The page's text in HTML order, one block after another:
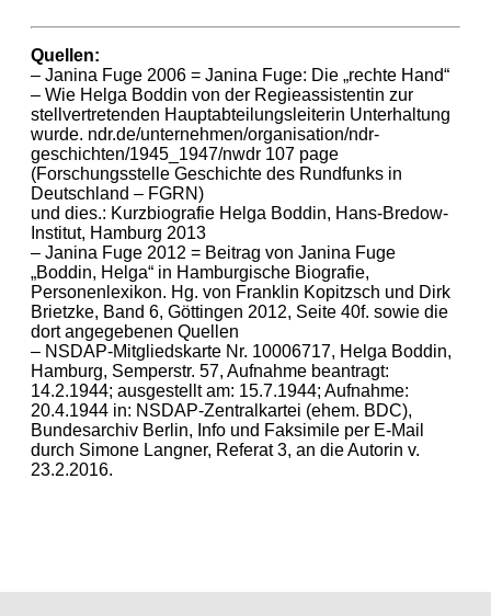
Quellen:
– Janina Fuge 2006 = Janina Fuge: Die „rechte Hand“
– Wie Helga Boddin von der Regieassistentin zur
stellvertretenden Hauptabteilungsleiterin Unterhaltung
wurde. ndr.de/unternehmen/organisation/ndr-
geschichten/1945_1947/nwdr 107 page
(Forschungsstelle Geschichte des Rundfunks in
Deutschland – FGRN)
und dies.: Kurzbiografie Helga Boddin, Hans-Bredow-
Institut, Hamburg 2013
– Janina Fuge 2012 = Beitrag von Janina Fuge
„Boddin, Helga“ in Hamburgische Biografie,
Personenlexikon. Hg. von Franklin Kopitzsch und Dirk
Brietzke, Band 6, Göttingen 2012, Seite 40f. sowie die
dort angegebenen Quellen
– NSDAP-Mitgliedskarte Nr. 10006717, Helga Boddin,
Hamburg, Semperstr. 57, Aufnahme beantragt:
14.2.1944; ausgestellt am: 15.7.1944; Aufnahme:
20.4.1944 in: NSDAP-Zentralkartei (ehem. BDC),
Bundesarchiv Berlin, Info und Faksimile per E-Mail
durch Simone Langner, Referat 3, an die Autorin v.
23.2.2016.